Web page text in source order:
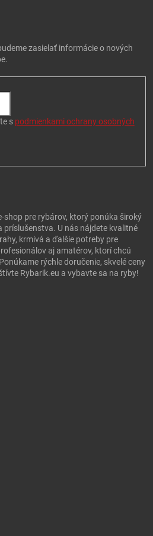
zasielať informácie o nových
s podmienkami ochrany osobných
shop pre rybárov, ktorý ponúka široký
príslušenstva. U nás nájdete kvalitné
krmivá a ďalšie potreby pre
aj amatérov, ktorí chcú
rýchle doručenie, skvelé ceny
Rybarik.eu a vybavte sa na ryby!